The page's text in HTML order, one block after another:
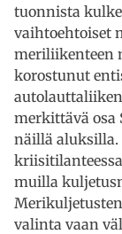
tuonnista
vaihtoehtoiset
meriliikenteen
korostunut
merkittävä osa
näillä
muilla
valinta vaan